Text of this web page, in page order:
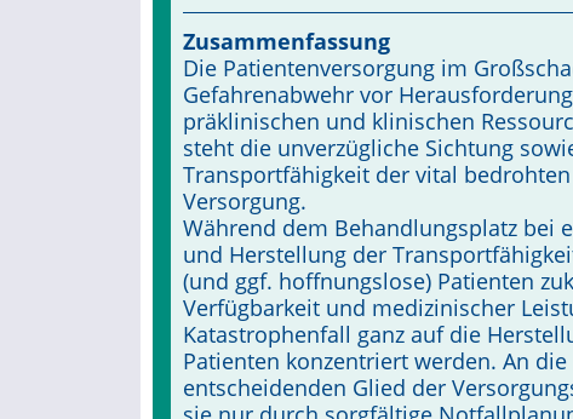
Zusammenfassung
Die Patientenversorgung im
Gefahrenabwehr vor
präklinischen und klinischen
steht die unverzügliche Sichtung
Transportfähigkeit der vital
Versorgung.
Während dem Behandlungsplatz bei
und Herstellung der
(und ggf. hoffnungslose) Patienten
Verfügbarkeit und medizinischer
Katastrophenfall ganz auf die
Patienten konzentriert werden. An
entscheidenden Glied der